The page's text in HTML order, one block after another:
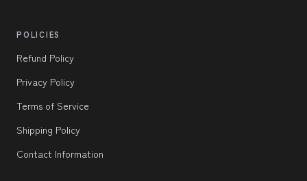
POLICIES
Refund Policy
Privacy Policy
Terms of Service
Shipping Policy
Contact Information